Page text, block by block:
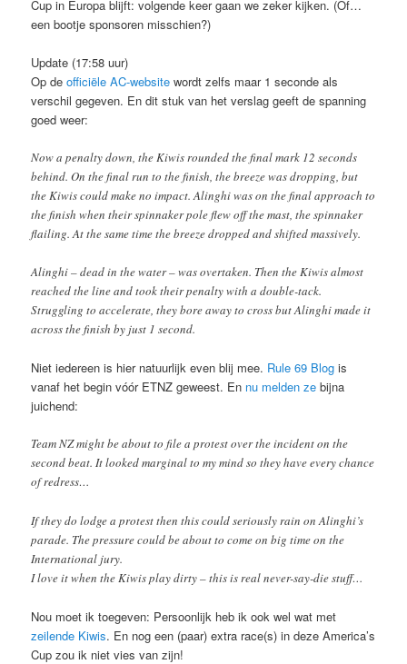
Cup in Europa blijft: volgende keer gaan we zeker kijken. (Of…
een bootje sponsoren misschien?)
Update (17:58 uur)
Op deofficiële AC-website wordt zelfs maar 1 seconde als
verschil gegeven. En dit stuk van het verslag geeft de spanning
goed weer:
Now a penalty down, the Kiwis rounded the final mark 12 seconds
behind. On the final run to the finish, the breeze was dropping, but
the Kiwis could make no impact. Alinghi was on the final approach to
the finish when their spinnaker pole flew off the mast, the spinnaker
flailing. At the same time the breeze dropped and shifted massively.
Alinghi – dead in the water – was overtaken. Then the Kiwis almost
reached the line and took their penalty with a double-tack.
Struggling to accelerate, they bore away to cross but Alinghi made it
across the finish by just 1 second.
Niet iedereen is hier natuurlijk even blij mee. Rule 69 Blog is
vanaf het begin vóór ETNZ geweest. En nu melden ze bijna
juichend:
Team NZ might be about to file a protest over the incident on the
second beat. It looked marginal to my mind so they have every chance
of redress…
If they do lodge a protest then this could seriously rain on Alinghi’s
parade. The pressure could be about to come on big time on the
International jury.
I love it when the Kiwis play dirty – this is real never-say-die stuff…
Nou moet ik toegeven: Persoonlijk heb ik ook wel wat met
zeilende Kiwis. En nog een (paar) extra race(s) in deze America’s
Cup zou ik niet vies van zijn!